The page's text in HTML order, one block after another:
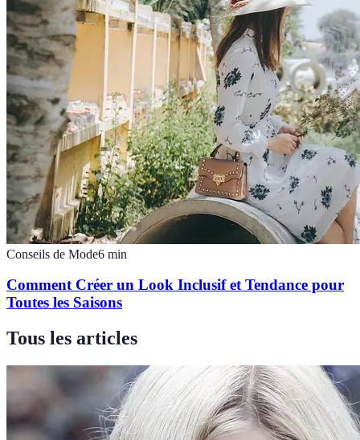
Conseils de Mode6 min
Comment Créer un Look Inclusif et Tendance pour
Toutes les Saisons
Tous les articles